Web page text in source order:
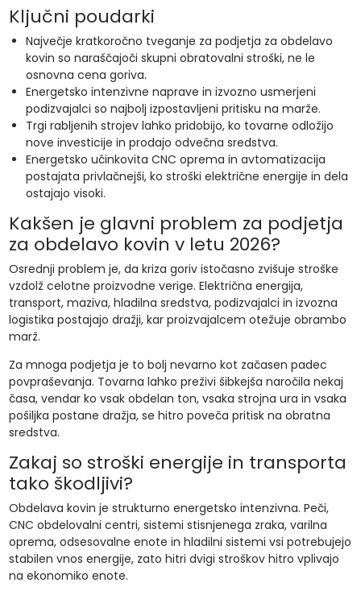
Ključni poudarki
Največje kratkoročno tveganje za podjetja za obdelavo
kovin so naraščajoči skupni obratovalni stroški, ne le
osnovna cena goriva.
Energetsko intenzivne naprave in izvozno usmerjeni
podizvajalci so najbolj izpostavljeni pritisku na marže.
Trgi rabljenih strojev lahko pridobijo, ko tovarne odložijo
nove investicije in prodajo odvečna sredstva.
Energetsko učinkovita CNC oprema in avtomatizacija
postajata privlačnejši, ko stroški električne energije in dela
ostajajo visoki.
Kakšen je glavni problem za podjetja
za obdelavo kovin v letu 2026?
Osrednji problem je, da kriza goriv istočasno zvišuje stroške
vzdolž celotne proizvodne verige. Električna energija,
transport, maziva, hladilna sredstva, podizvajalci in izvozna
logistika postajajo dražji, kar proizvajalcem otežuje obrambo
marž.
Za mnoga podjetja je to bolj nevarno kot začasen padec
povpraševanja. Tovarna lahko preživi šibkejša naročila nekaj
časa, vendar ko vsak obdelan ton, vsaka strojna ura in vsaka
pošiljka postane dražja, se hitro poveča pritisk na obratna
sredstva.
Zakaj so stroški energije in transporta
tako škodljivi?
Obdelava kovin je strukturno energetsko intenzivna. Peči,
CNC obdelovalni centri, sistemi stisnjenega zraka, varilna
oprema, odsesovalne enote in hladilni sistemi vsi potrebujejo
stabilen vnos energije, zato hitri dvigi stroškov hitro vplivajo
na ekonomiko enote.